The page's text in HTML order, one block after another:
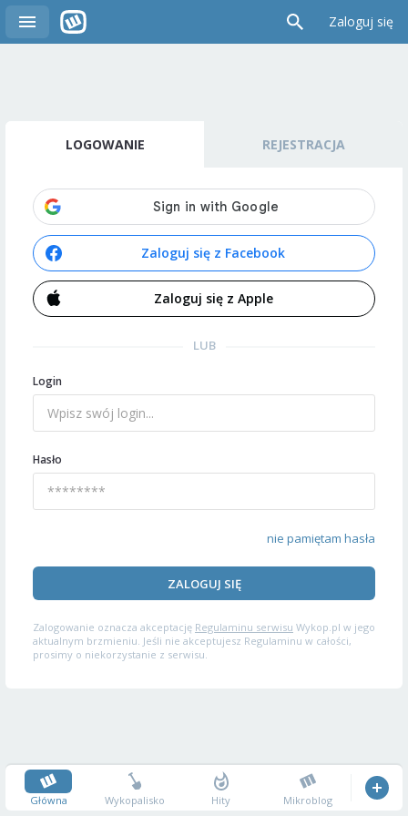
Zaloguj się
LOGOWANIE REJESTRACJA
Zaloguj się z Facebook
Zaloguj się z Apple
LUB
Login
Hasło
nie pamiętam hasła
ZALOGUJ SIĘ
Zalogowanie oznacza akceptację Regulaminu serwisu Wykop.pl w jego
aktualnym brzmieniu. Jeśli nie akceptujesz Regulaminu w całości,
prosimy o niekorzystanie z serwisu.
Główna Wykopalisko Hity Mikroblog